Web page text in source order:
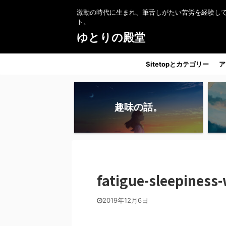
激動の時代に生まれ、筆舌しがたい苦労を経験し
ト。
ゆとりの殿堂
Sitetopとカテゴリー
趣味の話。
fatigue-
2019年12月6日